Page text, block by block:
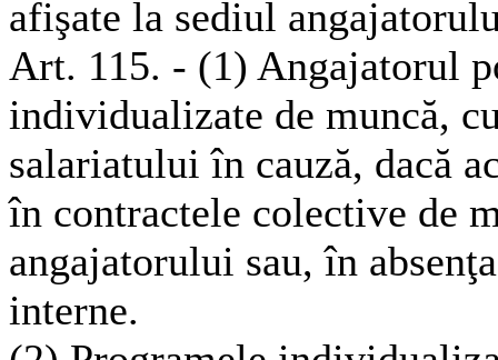
afişate la sediul
Art. 115. - (1) Angajatorul
individualizate de muncă,
salariatului în cauză, dacă
în contractele colective de
angajatorului sau, în
interne.